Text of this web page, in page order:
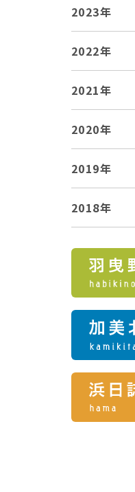
2023年
2022年
2021年
2020年
2019年
2018年